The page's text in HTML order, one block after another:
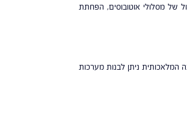
של מסלולי אוטובוסים, הפחתת
המלאכותית ניתן לבנות מערכות